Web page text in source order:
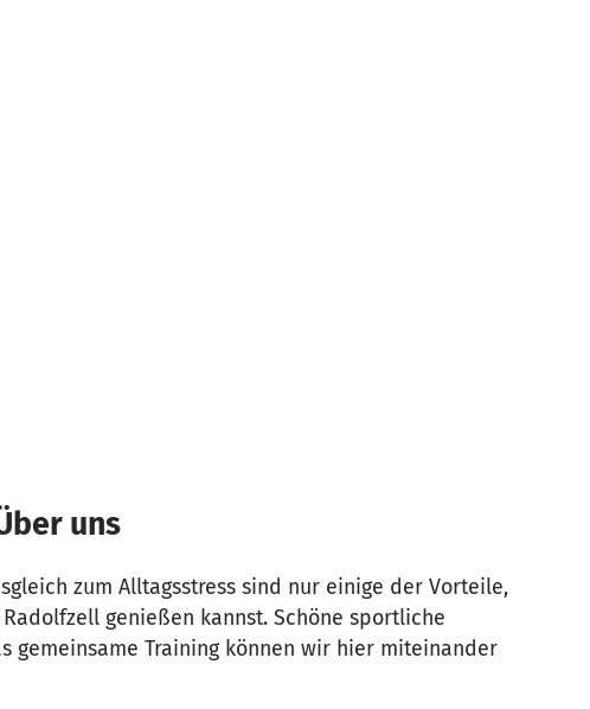
uns
zum Alltagsstress sind nur einige der Vorteile,
genießen kannst. Schöne sportliche
gemeinsame Training können wir hier miteinander